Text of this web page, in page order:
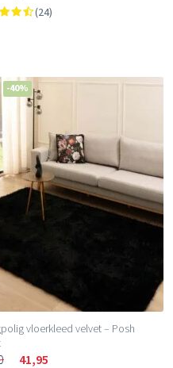
(24)
-40%
vloerkleed velvet – Posh
41,95